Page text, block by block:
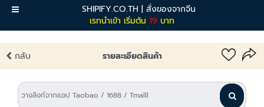
SHIPIFY.CO.TH | สั่งของจากจีน
เรทนำเข้า เริ่มต้น 19 บาท
เมนู
กลับ รายละเอียดสินค้า